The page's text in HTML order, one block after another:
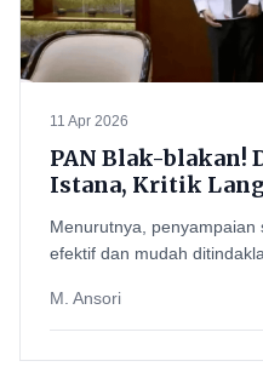
11 Apr 2026
PAN Blak-blakan!
Istana, Kritik
Menurutnya,
efektif dan mudah
M. Ansori